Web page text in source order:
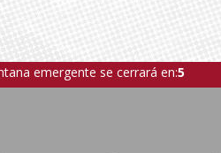
emergente se cerrará en:3